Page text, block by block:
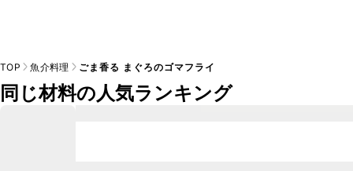
TOP 魚介料理 ごま香る まぐろのゴマフライ
同じ材料の人気ランキング